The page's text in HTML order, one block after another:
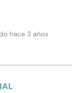
hace 3 años